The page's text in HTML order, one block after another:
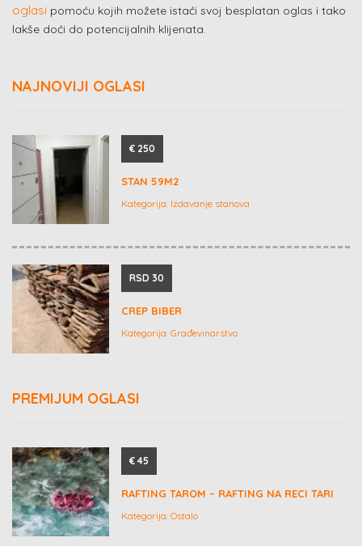
oglasi pomoću kojih možete istaći svoj besplatan oglas i tako
lakše doći do potencijalnih klijenata.
NAJNOVIJI OGLASI
€ 250
STAN 59M2
Kategorija: Izdavanje stanova
RSD 30
CREP BIBER
Kategorija: Građevinarstvo
PREMIJUM OGLASI
€ 45
RAFTING TAROM – RAFTING NA RECI TARI
Kategorija: Ostalo